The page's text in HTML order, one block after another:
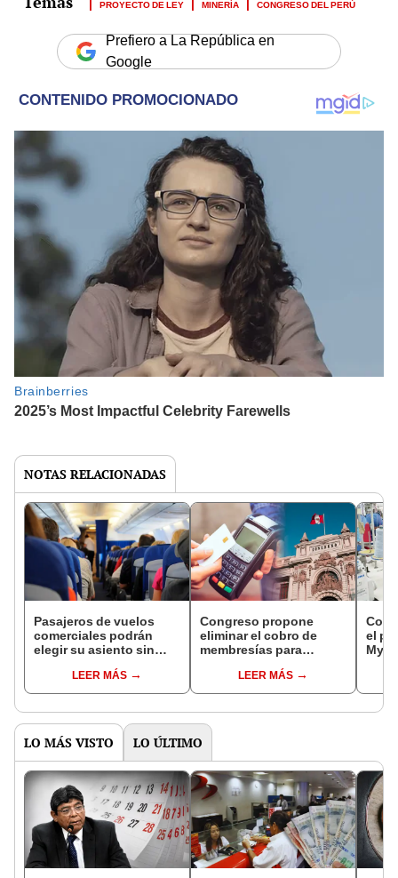
PROYECTO DE LEY MINERÍA CONGRESO DEL PERÚ
Prefiero a La República en
Google
NOTAS RELACIONADAS
Pasajeros de vuelos
comerciales podrán
elegir su asiento sin
LEER MÁS
Congreso propone
eliminar el cobro de
membresías para
LEER MÁS
el
Mype
LO MÁS VISTO LO ÚLTIMO